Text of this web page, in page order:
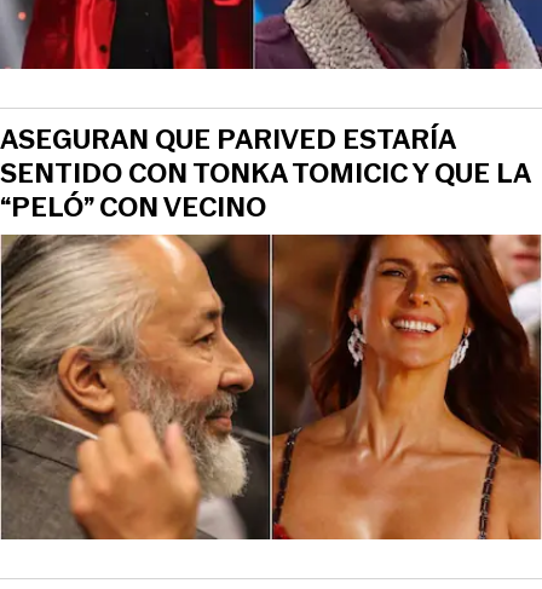
ASEGURAN QUE PARIVED ESTARÍA
SENTIDO CON TONKA TOMICIC Y QUE LA
“PELÓ” CON VECINO